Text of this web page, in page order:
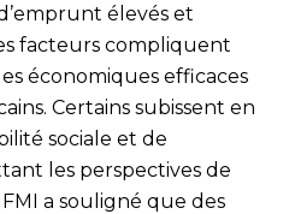
élevés et
facteurs compliquent
économiques efficaces
Certains subissent en
sociale et de
les perspectives de
a souligné que des